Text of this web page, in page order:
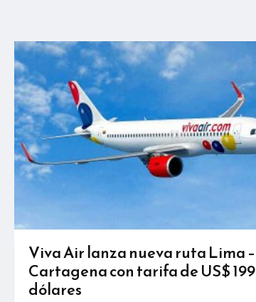
Viva Air lanza nueva ruta Lima –
Cartagena con tarifa de US$ 199
dólares